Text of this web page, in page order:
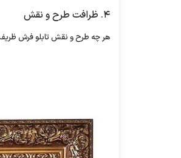
۴. ظرافت طرح و نقش
هر چه طرح و نقش تابلو فرش